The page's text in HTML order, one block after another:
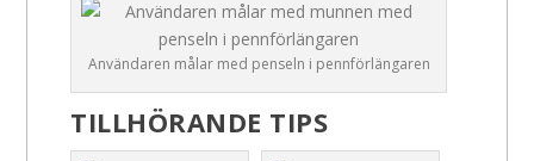
Användaren målar med penseln i pennförlängaren
TILLHÖRANDE TIPS